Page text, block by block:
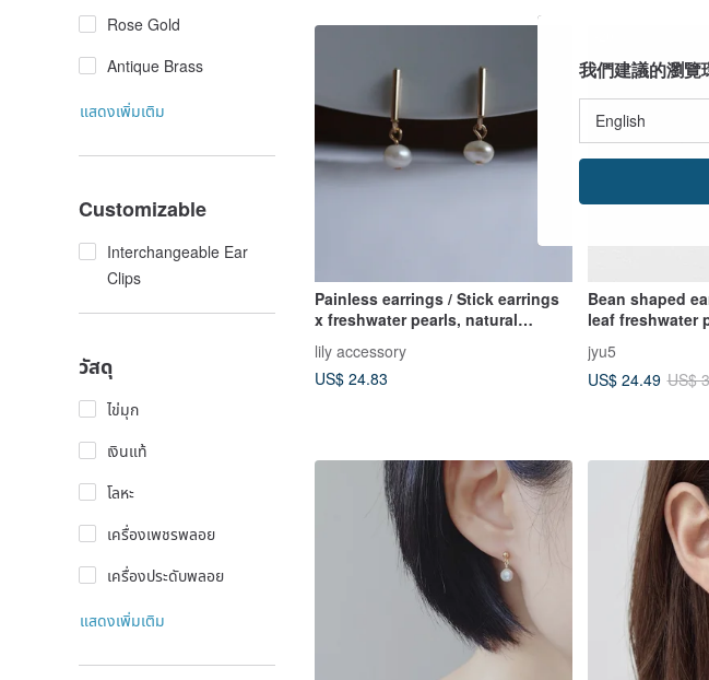
Rose Gold
Antique Brass
แสดงเพิ่มเติม
Customizable
Interchangeable Ear
Clips
วัสดุ
ไข่มุก
เงินแท้
โลหะ
เครื่องเพชรพลอย
เครื่องประดับพลอย
แสดงเพิ่มเติม
Painless earrings / Stick earrings
x freshwater pearls, natural
stones
lily accessory
US$ 24.83
Bean shaped
leaf freshwater
jyu5
US$ 24.49 US$
我們建議的瀏覽